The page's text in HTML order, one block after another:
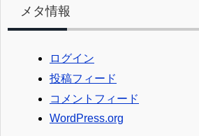
メタ情報
ログイン
投稿フィード
コメントフィード
WordPress.org